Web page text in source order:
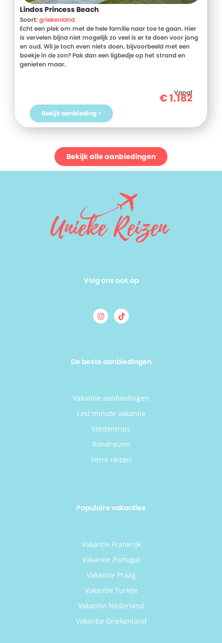
Lindos Princess Beach
Soort:griekenland
Echt een plek om met de hele familie naar toe te gaan. Hier
is vervelen bijna niet mogelijk zo veel is er te doen voor jong
en oud. Wil je toch even niets doen, bijvoorbeeld met een
boekje in de zon? Pak dan een ligbedje op het strand en
genieten maar.
Vanaf
€1.182
Bekijk aanbieding >
Bekijk alle aanbiedingen
Volg ons ook op
De beste aanbiedingen
Vakantie aanbiedingen
Last minute vakantie
Stedentrips
Rondreizen
Verre reizen
Populaire vakanties
Vakantie Frankrijk
Vakantie Portugal
Vakantie Praag
Vakantie Turkije
Vakantie Nederland
Vakantie Griekenland